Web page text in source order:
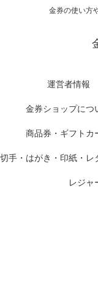
金券の使い方
運営者情報
金券ショップにつ
商品券・ギフトカ
切手・はがき・印紙・レ